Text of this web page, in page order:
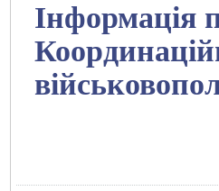
Інформація